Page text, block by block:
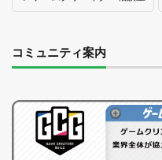
コミュニティ案内